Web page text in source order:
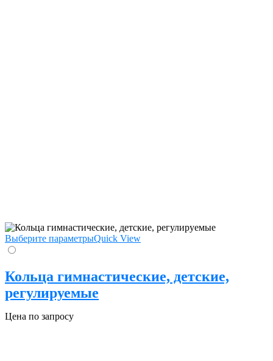
Выберите параметрыQuick View
Кольца гимнастические, детские,
регулируемые
Цена по запросу